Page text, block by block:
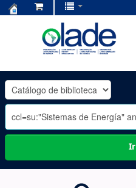
OLADE
-
Ir